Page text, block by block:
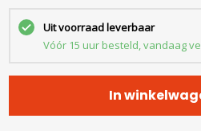
Uit voorraad leverbaar
Vóór 15 uur besteld, vandaag
In